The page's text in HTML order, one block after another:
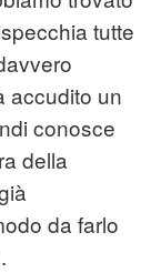
tutte
accudito un
conosce
della
da farlo